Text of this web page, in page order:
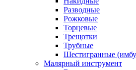
Разводные
Рожковые
Торцевые
Трещотки
Трубные
Шестигранные
Малярный инструмент